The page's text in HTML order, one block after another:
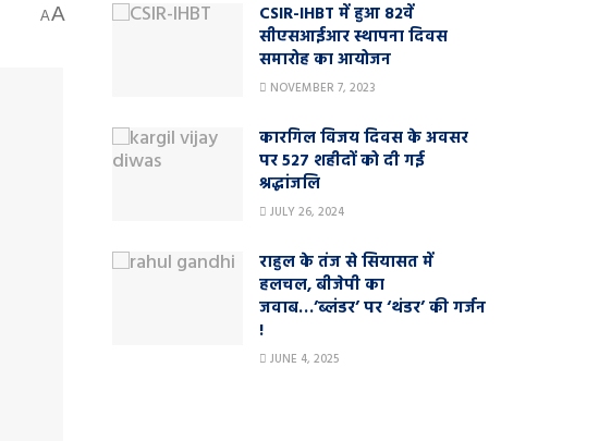
AA
CSIR-IHBT में हुआ 82वें
सीएसआईआर स्थापना दिवस
समारोह का आयोजन
NOVEMBER 7, 2023
कारगिल विजय दिवस के अवसर
पर 527 शहीदों को दी गई
श्रद्धांजलि
JULY 26, 2024
राहुल के तंज से सियासत में
हलचल, बीजेपी का
जवाब…’ब्लंडर’ पर ‘थंडर’ की गर्जन
!
JUNE 4, 2025